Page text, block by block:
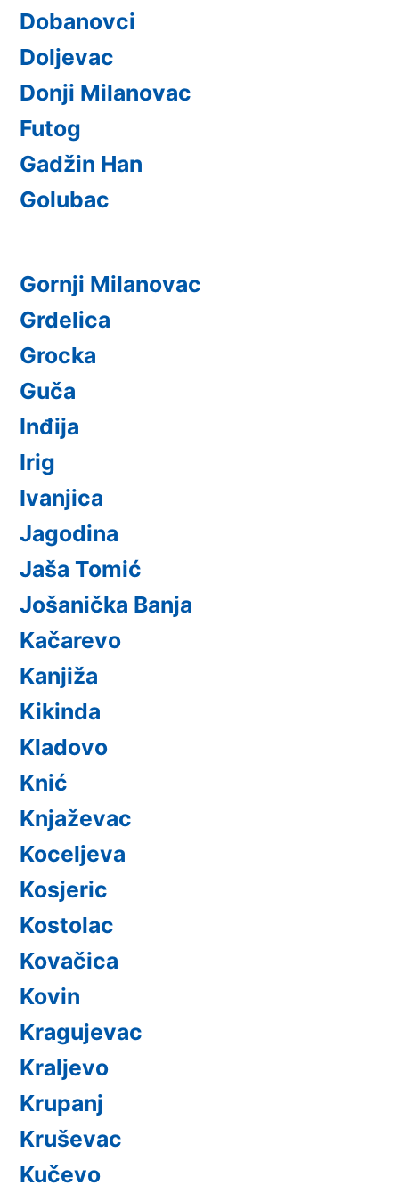
Dobanovci
Doljevac
Donji Milanovac
Futog
Gadžin Han
Golubac
Gornji Milanovac
Grdelica
Grocka
Guča
Inđija
Irig
Ivanjica
Jagodina
Jaša Tomić
Jošanička Banja
Kačarevo
Kanjiža
Kikinda
Kladovo
Knić
Knjaževac
Koceljeva
Kosjeric
Kostolac
Kovačica
Kovin
Kragujevac
Kraljevo
Krupanj
Kruševac
Kučevo